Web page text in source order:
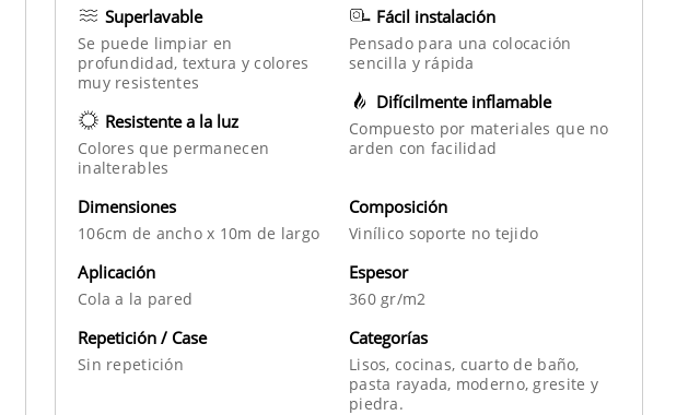
Superlavable
Se puede limpiar en
profundidad, textura y colores
muy resistentes
Resistente a la luz
Colores que permanecen
inalterables
Fácil instalación
Pensado para una colocación
sencilla y rápida
Difícilmente inflamable
Compuesto por materiales que no
arden con facilidad
Dimensiones
106cm de ancho x 10m de largo
Aplicación
Cola a la pared
Repetición / Case
Sin repetición
Composición
Vinílico soporte no tejido
Espesor
360 gr/m2
Categorías
Lisos, cocinas, cuarto de baño,
pasta rayada, moderno, gresite y
piedra.